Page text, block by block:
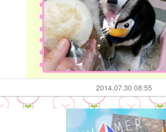
2014.07.30 08:55